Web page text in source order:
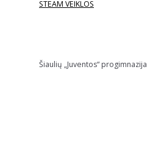
STEAM VEIKLOS
Šiaulių „Juventos“ progimnazija